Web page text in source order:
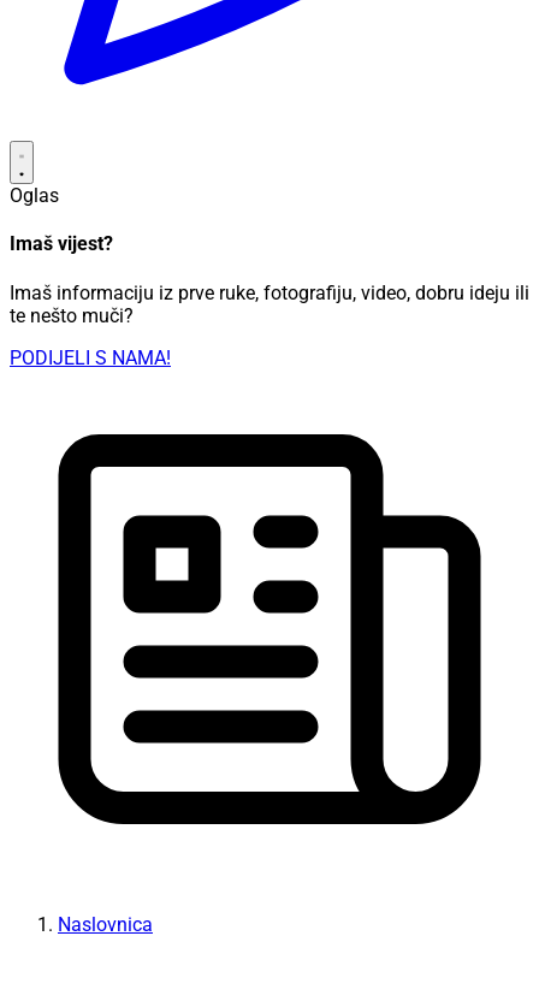
Oglas
Imaš vijest?
Imaš informaciju iz prve ruke, fotografiju, video, dobru ideju ili
te nešto muči?
PODIJELI S NAMA!
Naslovnica